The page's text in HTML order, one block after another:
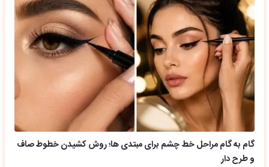
گام به گام مراحل خط چشم برای مبتدی ها؛ روش کشیدن خطوط صاف
و طرح دار